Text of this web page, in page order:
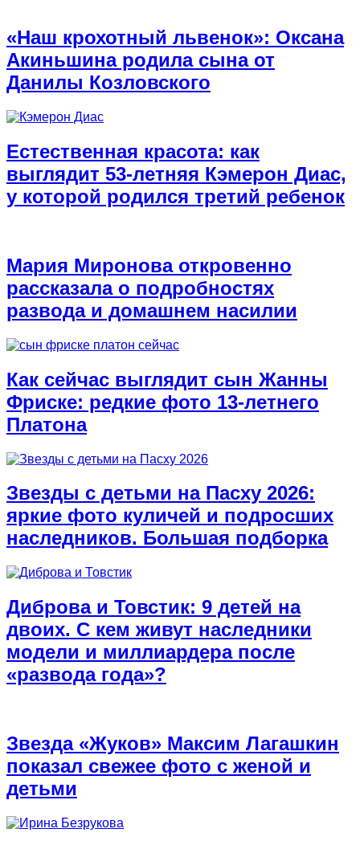
«Наш крохотный львенок»: Оксана
Акиньшина родила сына от
Данилы Козловского
Естественная красота: как
выглядит 53-летняя Кэмерон Диас,
у которой родился третий ребенок
Мария Миронова откровенно
рассказала о подробностях
развода и домашнем насилии
Как сейчас выглядит сын Жанны
Фриске: редкие фото 13-летнего
Платона
Звезды с детьми на Пасху 2026:
яркие фото куличей и подросших
наследников. Большая подборка
Диброва и Товстик: 9 детей на
двоих. С кем живут наследники
модели и миллиардера после
«развода года»?
Звезда «Жуков» Максим Лагашкин
показал свежее фото с женой и
детьми